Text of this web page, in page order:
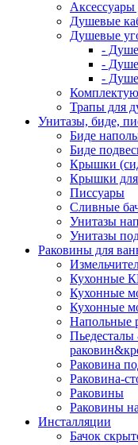
Душевые
Душевые
-
-
-
Трапы для
Унитазы, биде,
Биде
Биде
Крышки
Крышки
Писсуары
Сливные
Унитазы
Унитазы
Раковины для
Кухонные
Кухонные
Напольные
Пьедесталы
Раковина
Раковина-
Раковины
Раковины
Инсталляции
Бачок